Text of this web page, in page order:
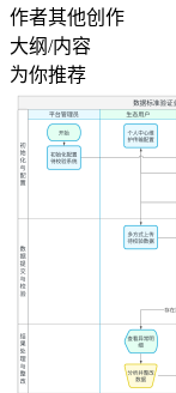
作者其他创作
大纲/内容
为你推荐